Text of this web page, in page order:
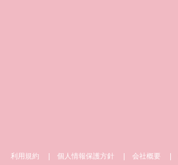
利用規約 個人情報保護方針 会社概要